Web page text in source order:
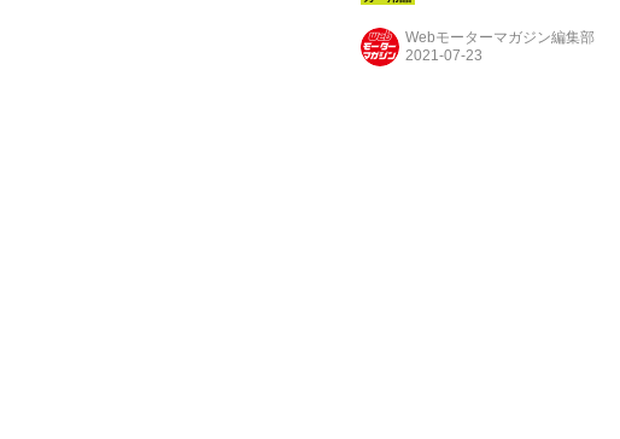
Webモーターマガジン編集部